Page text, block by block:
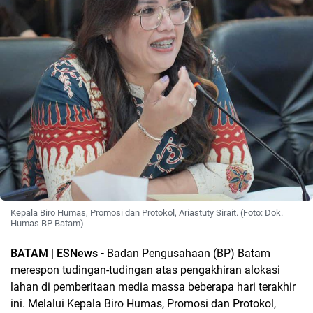
Kepala Biro Humas, Promosi dan Protokol, Ariastuty Sirait. (Foto: Dok.
Humas BP Batam)
BATAM | ESNews - Badan Pengusahaan (BP) Batam
merespon tudingan-tudingan atas pengakhiran alokasi
lahan di pemberitaan media massa beberapa hari terakhir
ini. Melalui Kepala Biro Humas, Promosi dan Protokol,